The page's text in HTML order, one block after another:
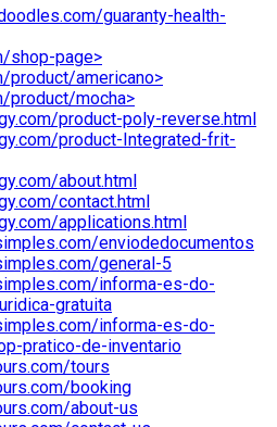
guaranty-health-
shop-page>
product/americano>
product/mocha>
product-poly-reverse.html
product-Integrated-frit-
about.html
contact.html
applications.html
enviodedocumentos
general-5
informa-es-do-
gratuita
informa-es-do-
pratico-de-inventario
tours
booking
about-us